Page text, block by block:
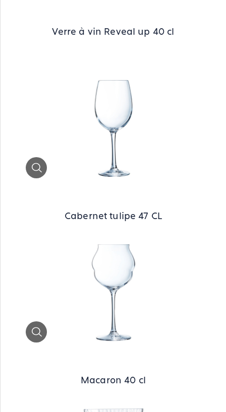
Verre à vin Reveal up 40 cl
Cabernet tulipe 47 CL
Macaron 40 cl